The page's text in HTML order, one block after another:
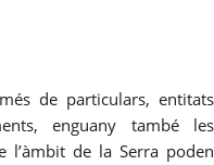
de particulars, entitats
enguany també les
l’àmbit de la Serra poden